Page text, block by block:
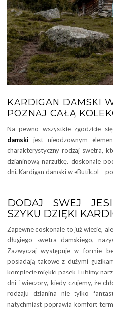
KARDIGAN DAMSKI
POZNAJ CAŁĄ
Na pewno wszystkie zgodzicie
damski jest nieodzownym
charakterystyczny rodzaj swetra,
dzianinową narzutkę, doskonale
dni. Kardigan damski w eButik.pl –
DODAJ SWEJ
SZYKU DZIĘKI
Zapewne doskonale to już wiecie,
długiego swetra damskiego,
Zazwyczaj występuje w formie
posiadają takowe z dużymi
komplecie miękki pasek. Lubimy
dni i wieczory, kiedy czujemy, że
rodzaju dzianina nie tylko
natychmiast poprawia komfort